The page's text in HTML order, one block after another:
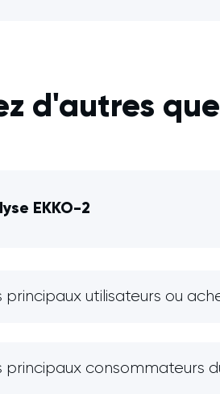
d'autres
EKKO-2
principaux utilisateurs ou
principaux consommateurs